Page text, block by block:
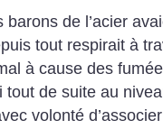
barons de l’acier
tout respirait à
à cause des
tout de suite au
volonté